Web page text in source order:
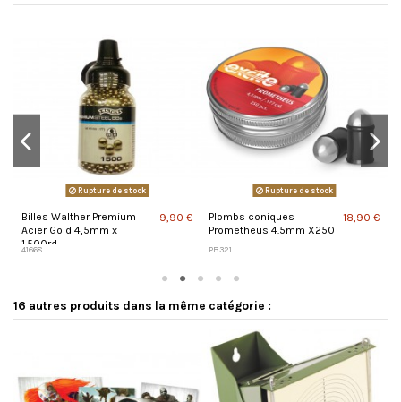
Rupture de stock
Billes Walther Premium
Acier Gold 4,5mm x
1.500rd
41668
9,90 €
Rupture de stock
Plombs coniques
Prometheus 4.5mm X250
PB321
18,90 €
16 autres produits dans la même catégorie :